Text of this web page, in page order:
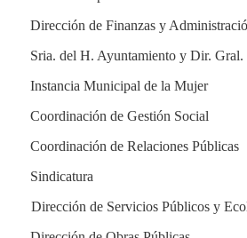
Dirección de Finanzas y
Sria. del H. Ayuntamiento y Dir. Gral.
Instancia Municipal de la Mujer
Coordinación de Gestión Social
Coordinación de Relaciones Públicas
Sindicatura
Dirección de Servicios Públicos y